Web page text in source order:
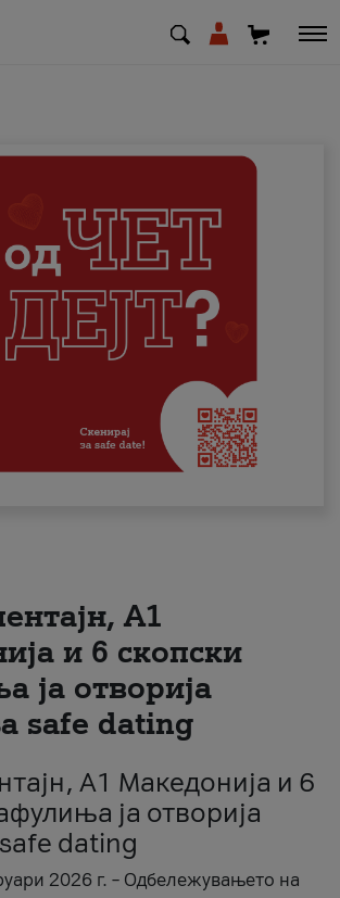
Деловни
A1
и 6 скопски
ја отворија
safe dating
A1 Македонија и 6
ја отворија
dating
2026 г. – Одбележувањето на